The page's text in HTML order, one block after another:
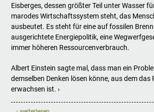
Eisberges, dessen größter Teil unter Wasser
marodes Wirtschaftssystem steht, das
ausbeutet. Es steht für eine auf fossilen
ausgerichtete Energiepolitik, eine
immer höheren Ressourcenverbrauch.
Albert Einstein sagte mal, dass man ein
demselben Denken lösen könne, aus dem das
erwachsen ist. ›